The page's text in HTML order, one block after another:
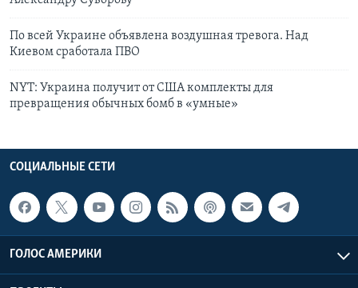
По всей Украине объявлена воздушная тревога. Над
Киевом сработала ПВО
NYT: Украина получит от США комплекты для
превращения обычных бомб в «умные»
СОЦИАЛЬНЫЕ СЕТИ
ГОЛОС АМЕРИКИ